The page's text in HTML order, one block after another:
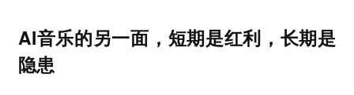
AI音乐的另一面，短期是红利，长期是
隐患